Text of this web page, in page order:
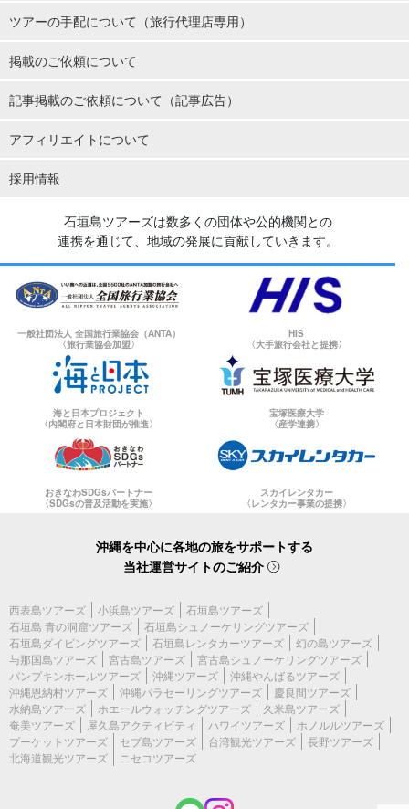
ツアーの手配について（旅行代理店専用）
掲載のご依頼について
記事掲載のご依頼について（記事広告）
アフィリエイトについて
採用情報
石垣島ツアーズは数多くの団体や公的機関との
連携を通じて、地域の発展に貢献していきます。
一般社団法人 全国旅行業協会（ANTA）
〈旅行業協会加盟〉
HIS
〈大手旅行会社と提携〉
海と日本プロジェクト
〈内閣府と日本財団が推進〉
宝塚医療大学
〈産学連携〉
おきなわSDGsパートナー
〈SDGsの普及活動を実施〉
スカイレンタカー
〈レンタカー事業の提携〉
沖縄を中心に各地の旅をサポートする
当社運営サイトのご紹介
西表島ツアーズ 小浜島ツアーズ
石垣島ツアーズ
石垣島 青の洞窟ツアーズ
石垣島シュノーケリングツアーズ
石垣島ダイビングツアーズ
石垣島レンタカーツアーズ
幻の島ツアーズ
与那国島ツアーズ
宮古島ツアーズ
宮古島シュノーケリングツアーズ
パンプキンホールツアーズ
沖縄ツアーズ
沖縄やんばるツアーズ
沖縄恩納村ツアーズ
沖縄パラセーリングツアーズ
慶良間ツアーズ
水納島ツアーズ
ホエールウォッチングツアーズ
久米島ツアーズ
奄美ツアーズ
屋久島アクティビティ ハワイツアーズ
ホノルルツアーズ
プーケットツアーズ
セブ島ツアーズ 台湾観光ツアーズ
長野ツアーズ
北海道観光ツアーズ
ニセコツアーズ